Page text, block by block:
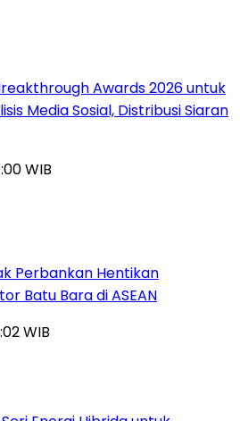
Awards 2026 untuk
Media Sosial, Distribusi Siaran
WIB
Perbankan Hentikan
Batu Bara di ASEAN
WIB